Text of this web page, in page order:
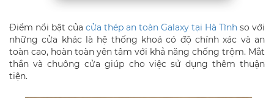
Điểm nổi bật của cửa thép an toàn Galaxy tại Hà Tĩnh so với
những cửa khác là hệ thống khoá có độ chính xác và an
toàn cao, hoàn toàn yên tâm với khả năng chống trộm. Mắt
thần và chuông cửa giúp cho việc sử dụng thêm thuận
tiện.